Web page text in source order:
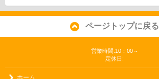
ページトップに戻る
営業時間:10：00～
定休日:
ホーム